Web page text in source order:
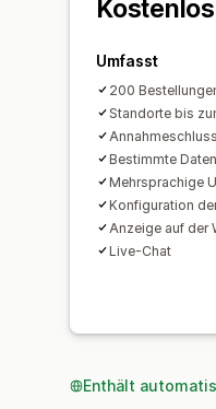
Kostenlos
Umfasst
200
Standorte bis
Bestimmte
Mehrsprachige
Konfiguration
Anzeige auf der
Live-Chat
Enthält